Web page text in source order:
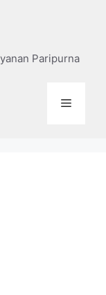
Paripurna
Menu